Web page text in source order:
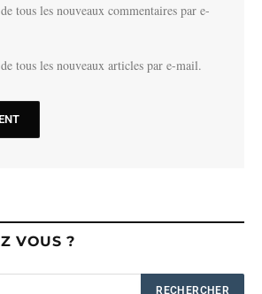
tous les nouveaux commentaires par e-
tous les nouveaux articles par e-mail.
VOUS ?